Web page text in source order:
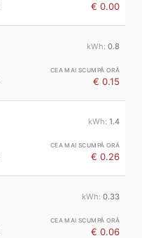
€ 0.00
0.8
€ 0.15
1.4
€ 0.26
0.33
€ 0.06